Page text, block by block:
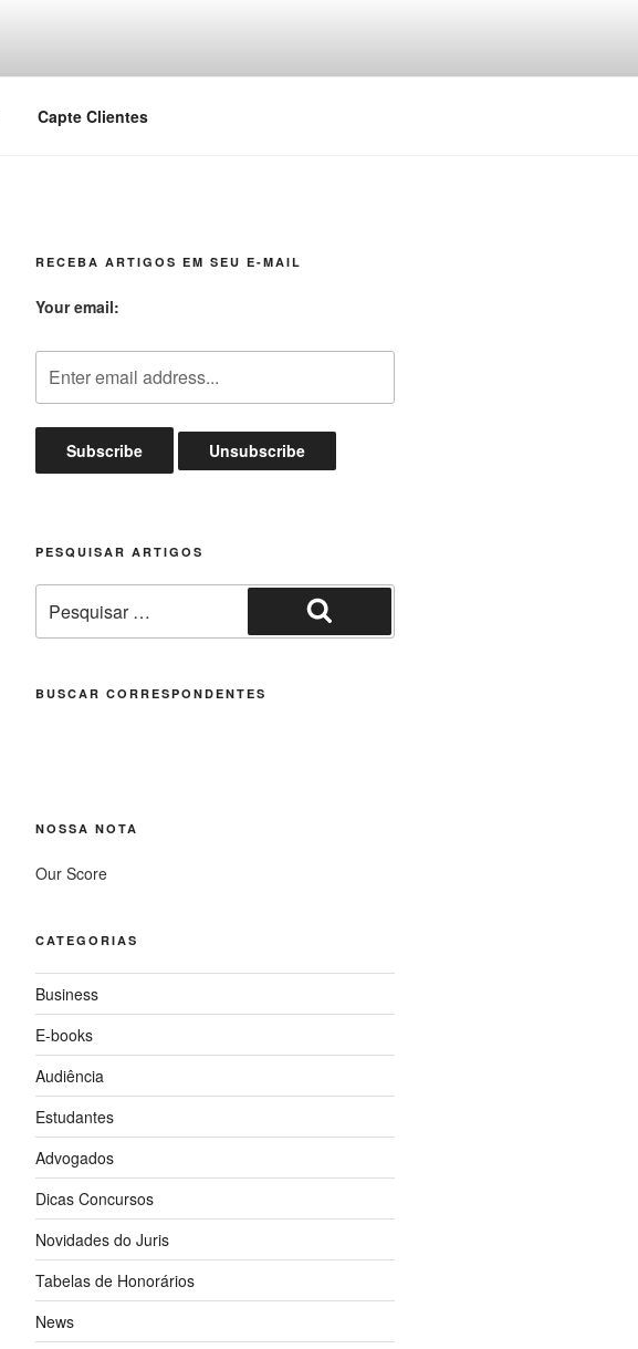
Capte Clientes
RECEBA ARTIGOS EM SEU E-MAIL
Your email:
PESQUISAR ARTIGOS
por:
Pesquisar
BUSCAR CORRESPONDENTES
NOSSA NOTA
Our Score
CATEGORIAS
Business
E-books
Audiência
Estudantes
Advogados
Dicas Concursos
Novidades do Juris
Tabelas de Honorários
News